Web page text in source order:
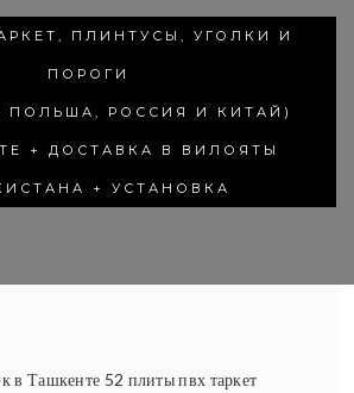
ПЛИНТУСЫ, УГОЛКИ И
ПОРОГИ
ПОЛЬША, РОССИЯ И КИТАЙ)
+ ДОСТАВКА В ВИЛОЯТЫ
+ УСТАНОВКА